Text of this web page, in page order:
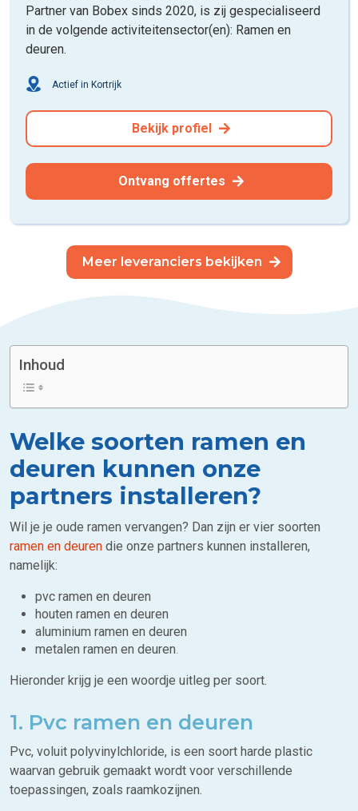
Partner van Bobex sinds 2020, is zij gespecialiseerd
in de volgende activiteitensector(en): Ramen en
deuren.
Actief in Kortrijk
Bekijk profiel
Ontvang offertes
Meer leveranciers bekijken
Inhoud
Welke soorten ramen en
deuren kunnen onze
partners installeren?
Wil je je oude ramen vervangen? Dan zijn er vier soorten
ramen en deuren die onze partners kunnen installeren,
namelijk:
pvc ramen en deuren
houten ramen en deuren
aluminium ramen en deuren
metalen ramen en deuren.
Hieronder krijg je een woordje uitleg per soort.
1. Pvc ramen en deuren
Pvc, voluit polyvinylchloride, is een soort harde plastic
waarvan gebruik gemaakt wordt voor verschillende
toepassingen, zoals raamkozijnen.